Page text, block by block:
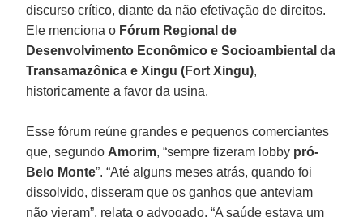
discurso crítico, diante da não efetivação de direitos.
Ele menciona o Fórum Regional de
Desenvolvimento Econômico e Socioambiental da
Transamazônica e Xingu (Fort Xingu),
historicamente a favor da usina.
Esse fórum reúne grandes e pequenos comerciantes
que, segundo Amorim, “sempre fizeram lobby pró-
Belo Monte”. “Até alguns meses atrás, quando foi
dissolvido, disseram que os ganhos que anteviam
não vieram”, relata o advogado. “A saúde estava um